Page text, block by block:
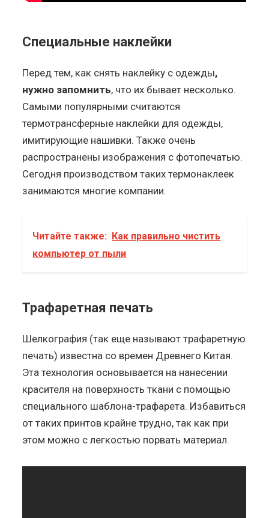
Специальные наклейки
Перед тем, как снять наклейку с одежды,
нужно запомнить, что их бывает несколько.
Самыми популярными считаются
термотрансферные наклейки для одежды,
имитирующие нашивки. Также очень
распространены изображения с фотопечатью.
Сегодня производством таких термонаклеек
занимаются многие компании.
Читайте также: Как правильно чистить
компьютер от пыли
Трафаретная печать
Шелкография (так еще называют трафаретную
печать) известна со времен Древнего Китая.
Эта технология основывается на нанесении
красителя на поверхность ткани с помощью
специального шаблона-трафарета. Избавиться
от таких принтов крайне трудно, так как при
этом можно с легкостью порвать материал.